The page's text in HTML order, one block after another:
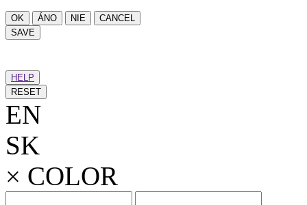
OK ÁNO NIE
CANCEL
SAVE
HELP
RESET
EN
SK
× COLOR